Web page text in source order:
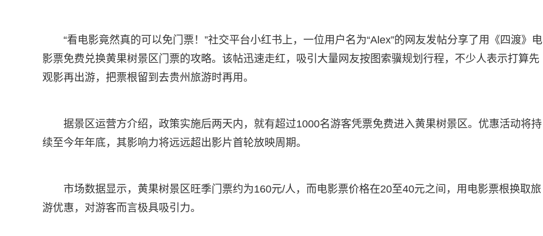
“看电影竟然真的可以免门票！”社交平台小红书上，一位用户名为“Alex”的网友发帖分享了用《四渡》电
影票免费兑换黄果树景区门票的攻略。该帖迅速走红，吸引大量网友按图索骥规划行程，不少人表示打算先
观影再出游，把票根留到去贵州旅游时再用。
据景区运营方介绍，政策实施后两天内，就有超过1000名游客凭票免费进入黄果树景区。优惠活动将持
续至今年年底，其影响力将远远超出影片首轮放映周期。
市场数据显示，黄果树景区旺季门票约为160元/人，而电影票价格在20至40元之间，用电影票根换取旅
游优惠，对游客而言极具吸引力。